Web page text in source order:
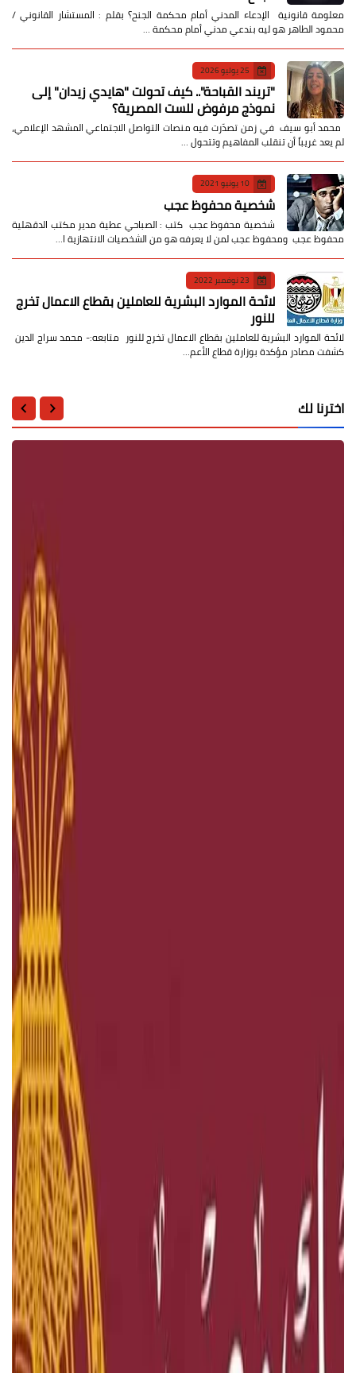
معلومة قانونية الإدعاء المدني أمام محكمة الجنح؟ بقلم : المستشار القانوني /
محمود الطاهر هو ليه بندعي مدني أمام محكمة …
25 يوليو 2026
​"تريند القباحة".. كيف تحولت "هايدي زيدان" إلى
نموذج مرفوض للست المصرية؟
​ محمد أبو سيف ​في زمن تصدّرت فيه منصات التواصل الاجتماعي المشهد الإعلامي،
لم يعد غريباً أن تنقلب المفاهيم وتتحول …
10 يونيو 2021
شخصية محفوظ عجب
شخصية محفوظ عجب كتب : الصباحي عطية مدير مكتب الدقهلية
محفوظ عجب ومحفوظ عجب لمن لا يعرفه هو من الشخصيات الانتهازية ا…
23 نوفمبر 2022
لائحة الموارد البشرية للعاملين بقطاع الاعمال تخرج
للنور
لائحة الموارد البشرية للعاملين بقطاع الاعمال تخرج للنور متابعه:- محمد سراج الدين
كشفت مصادر مؤكدة بوزارة قطاع الأعم…
اخترنا لك